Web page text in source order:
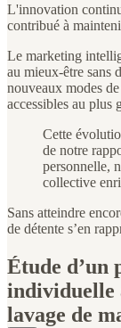
L'innovation
contribué à
Le marketing
au mieux-être sans
nouveaux modes
accessibles au plus
Cette
de notre
personnelle,
collective
Sans atteindre
de détente s’en
Étude d’un
individuelle
lavage de